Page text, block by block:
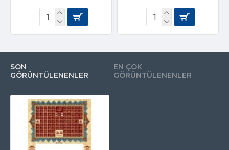
SON
GÖRÜNTÜLENENLER
EN ÇOK
GÖRÜNTÜLENENLER